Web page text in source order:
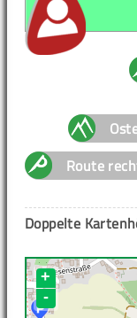
Route
Doppelte
+
-